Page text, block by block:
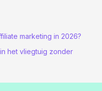
marketing in 2026?
het vliegtuig zonder